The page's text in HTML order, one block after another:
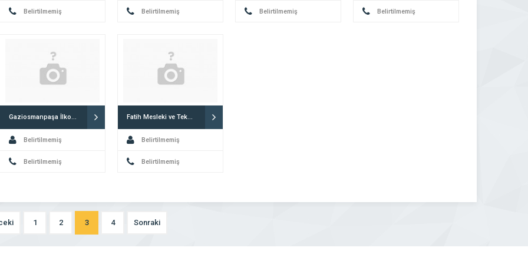
Belirtilmemiş Belirtilmemiş Belirtilmemiş Belirtilmemiş
Gaziosmanpaşa İlkokulu
Belirtilmemiş
Belirtilmemiş
Fatih Mesleki ve Teknik Anadolu Lisesi
Belirtilmemiş
Belirtilmemiş
1 2 3 4 Sonraki